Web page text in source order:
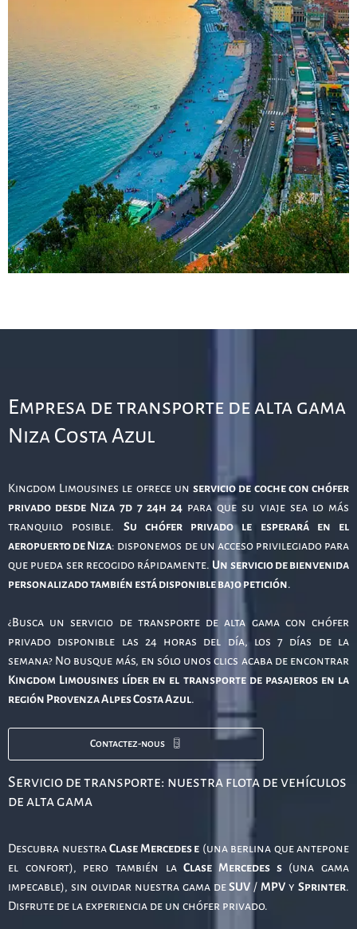
Empresa de transporte de alta gama
Niza Costa Azul
Kingdom Limousines le ofrece unservicio de coche con chófer
privado desde Niza 7d 7 24h 24para que su viaje sea lo más
tranquilo posible. Su chófer privado le esperará en el
aeropuerto de Niza: disponemos de un acceso privilegiado para
que pueda ser recogido rápidamente. Un servicio de bienvenida
personalizado también está disponible bajo petición.
¿Busca un servicio de transporte de alta gama con chófer
privado disponible las 24 horas del día, los 7 días de la
semana? No busque más, en sólo unos clics acaba de encontrar
Kingdom Limousines líder en el transporte de pasajeros en la
región Provenza Alpes Costa Azul.
Contactez-nous
Servicio de transporte: nuestra flota de vehículos
de alta gama
Descubra nuestraClase Mercedes e (una berlina que antepone
el confort), pero también laClase Mercedes s(una gama
impecable), sin olvidar nuestra gama deSUV / MPV ySprinter.
Disfrute de la experiencia de un chófer privado.